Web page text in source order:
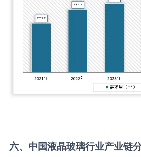
六、中国液晶玻璃行业产业链